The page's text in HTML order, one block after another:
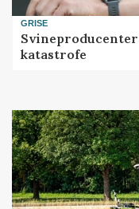
GRISE
katastrofe